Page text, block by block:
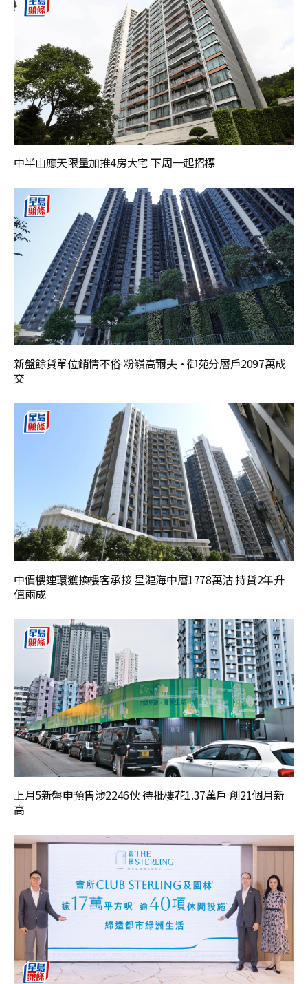
中半山應天限量加推4房大宅 下周一起招標
新盤餘貨單位銷情不俗 粉嶺高爾夫·御苑分層戶2097萬成
交
中價樓連環獲換樓客承接 星漣海中層1778萬沽 持貨2年升
值兩成
上月5新盤申預售涉2246伙 待批樓花1.37萬戶 創21個月新
高